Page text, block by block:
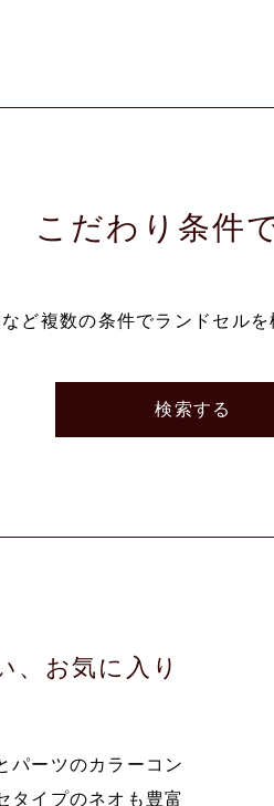
こだわり条件
ど複数の条件でランドセルを
検索する
、お気に入り
パーツのカラーコン
タイプのネオも豊富